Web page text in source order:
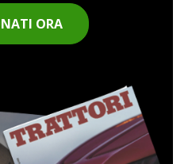
ORA